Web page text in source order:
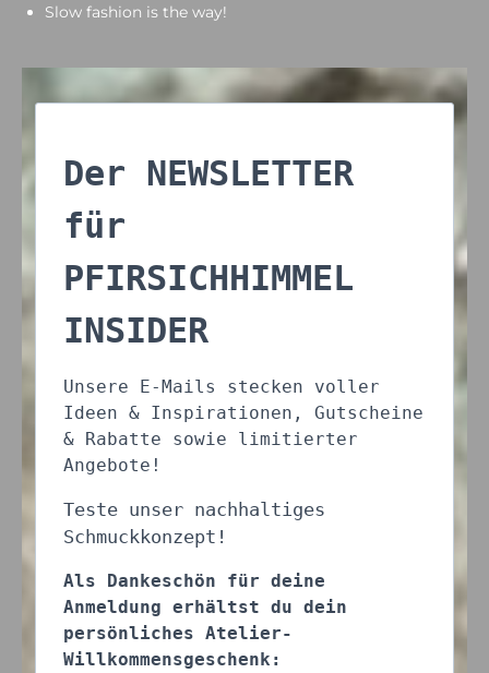
Slow fashion is the way!
Der NEWSLETTER
für
PFIRSICHHIMMEL
INSIDER
Unsere E-Mails stecken voller
Ideen & Inspirationen, Gutscheine
& Rabatte sowie limitierter
Angebote!
Teste unser nachhaltiges
Schmuckkonzept!
Als Dankeschön für deine
Anmeldung erhältst du dein
persönliches Atelier-
Willkommensgeschenk: